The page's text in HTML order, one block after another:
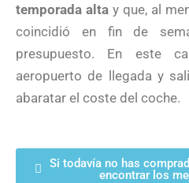
temporada alta y que, al
coincidió en fin de
presupuesto. En este
aeropuerto de llegada y
abaratar el coste del coche.
Si todavía no has
encontrar los